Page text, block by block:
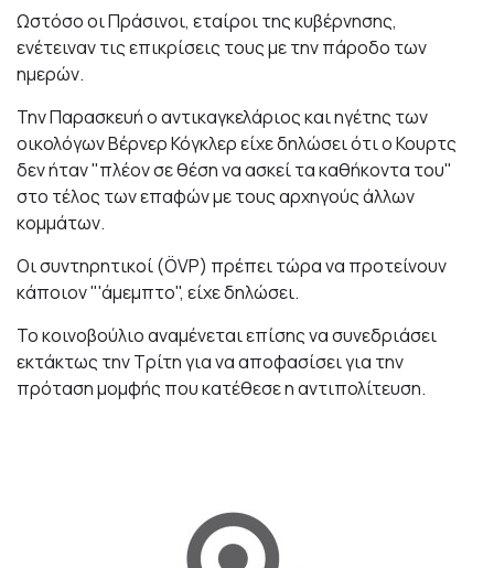
Ωστόσο οι Πράσινοι, εταίροι της κυβέρνησης,
ενέτειναν τις επικρίσεις τους με την πάροδο των
ημερών.
Την Παρασκευή ο αντικαγκελάριος και ηγέτης των
οικολόγων Βέρνερ Κόγκλερ είχε δηλώσει ότι ο Κουρτς
δεν ήταν "πλέον σε θέση να ασκεί τα καθήκοντα του"
στο τέλος των επαφών με τους αρχηγούς άλλων
κομμάτων.
Οι συντηρητικοί (ÖVP) πρέπει τώρα να προτείνουν
κάποιον "'άμεμπτο", είχε δηλώσει.
Το κοινοβούλιο αναμένεται επίσης να συνεδριάσει
εκτάκτως την Τρίτη για να αποφασίσει για την
πρόταση μομφής που κατέθεσε η αντιπολίτευση.